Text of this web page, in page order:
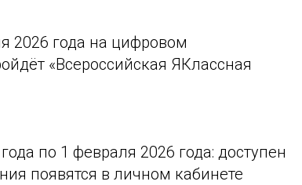
2026 года на цифровом
«Всероссийская ЯКлассная
по 1 февраля 2026 года: доступен
появятся в личном кабинете